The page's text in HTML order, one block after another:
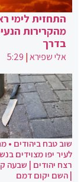
התחזית לימי
מהקרירות
בדרך
אלי שפירא|
5:29
שוב טבח ביהודים •
לעיר יפו מצוידים
רצח יהודים | שבעה
| השם יקום דמם